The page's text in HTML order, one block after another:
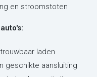
en stroomstoten
laden
geschikte aansluiting